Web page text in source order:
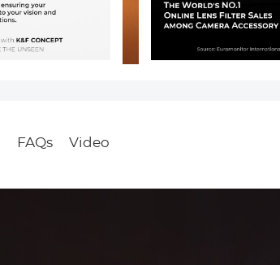
FAQs Video